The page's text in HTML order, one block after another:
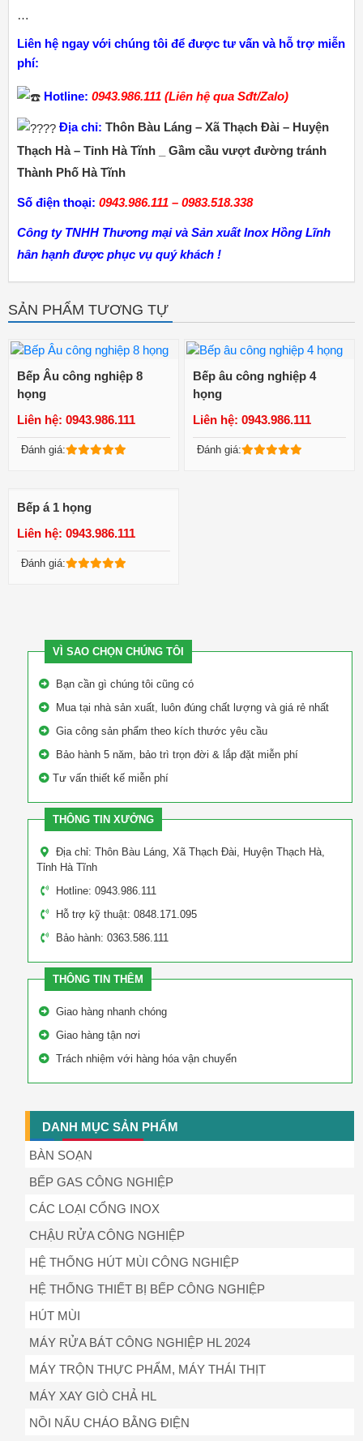
…
Liên hệ ngay với chúng tôi để được tư vấn và hỗ trợ miễn
phí:
Hotline: 0943.986.111 (Liên hệ qua Sđt/Zalo)
Địa chỉ: Thôn Bàu Láng – Xã Thạch Đài – Huyện
Thạch Hà – Tỉnh Hà Tĩnh _ Gầm cầu vượt đường tránh
Thành Phố Hà Tĩnh
Số điện thoại: 0943.986.111 – 0983.518.338
Công ty TNHH Thương mại và Sản xuất Inox Hồng Lĩnh
hân hạnh được phục vụ quý khách !
SẢN PHẨM TƯƠNG TỰ
Xem chi tiết
Bếp Âu công nghiệp 8
họng
Liên hệ: 0943.986.111
Đánh giá:
Xem chi tiết
Bếp âu công nghiệp 4
họng
Liên hệ: 0943.986.111
Đánh giá:
Xem chi tiết
Bếp á 1 họng
Liên hệ: 0943.986.111
Đánh giá:
VÌ SAO CHỌN CHÚNG TÔI
Bạn cần gì chúng tôi cũng có
Mua tại nhà sản xuất, luôn đúng chất lượng và giá rẻ nhất
Gia công sản phẩm theo kích thước yêu cầu
Bảo hành 5 năm, bảo trì trọn đời & lắp đặt miễn phí
Tư vấn thiết kế miễn phí
THÔNG TIN XƯỞNG
Địa chỉ: Thôn Bàu Láng, Xã Thạch Đài, Huyện Thạch Hà,
Tỉnh Hà Tĩnh
Hotline: 0943.986.111
Hỗ trợ kỹ thuật: 0848.171.095
Bảo hành: 0363.586.111
THÔNG TIN THÊM
Giao hàng nhanh chóng
Giao hàng tận nơi
Trách nhiệm với hàng hóa vận chuyển
DANH MỤC SẢN PHẨM
BÀN SOẠN
BẾP GAS CÔNG NGHIỆP
CÁC LOẠI CỔNG INOX
CHẬU RỬA CÔNG NGHIỆP
HỆ THỐNG HÚT MÙI CÔNG NGHIỆP
HỆ THỐNG THIẾT BỊ BẾP CÔNG NGHIỆP
HÚT MÙI
MÁY RỬA BÁT CÔNG NGHIỆP HL 2024
MÁY TRỘN THỰC PHẨM, MÁY THÁI THỊT
MÁY XAY GIÒ CHẢ HL
NỒI NẤU CHÁO BẰNG ĐIỆN